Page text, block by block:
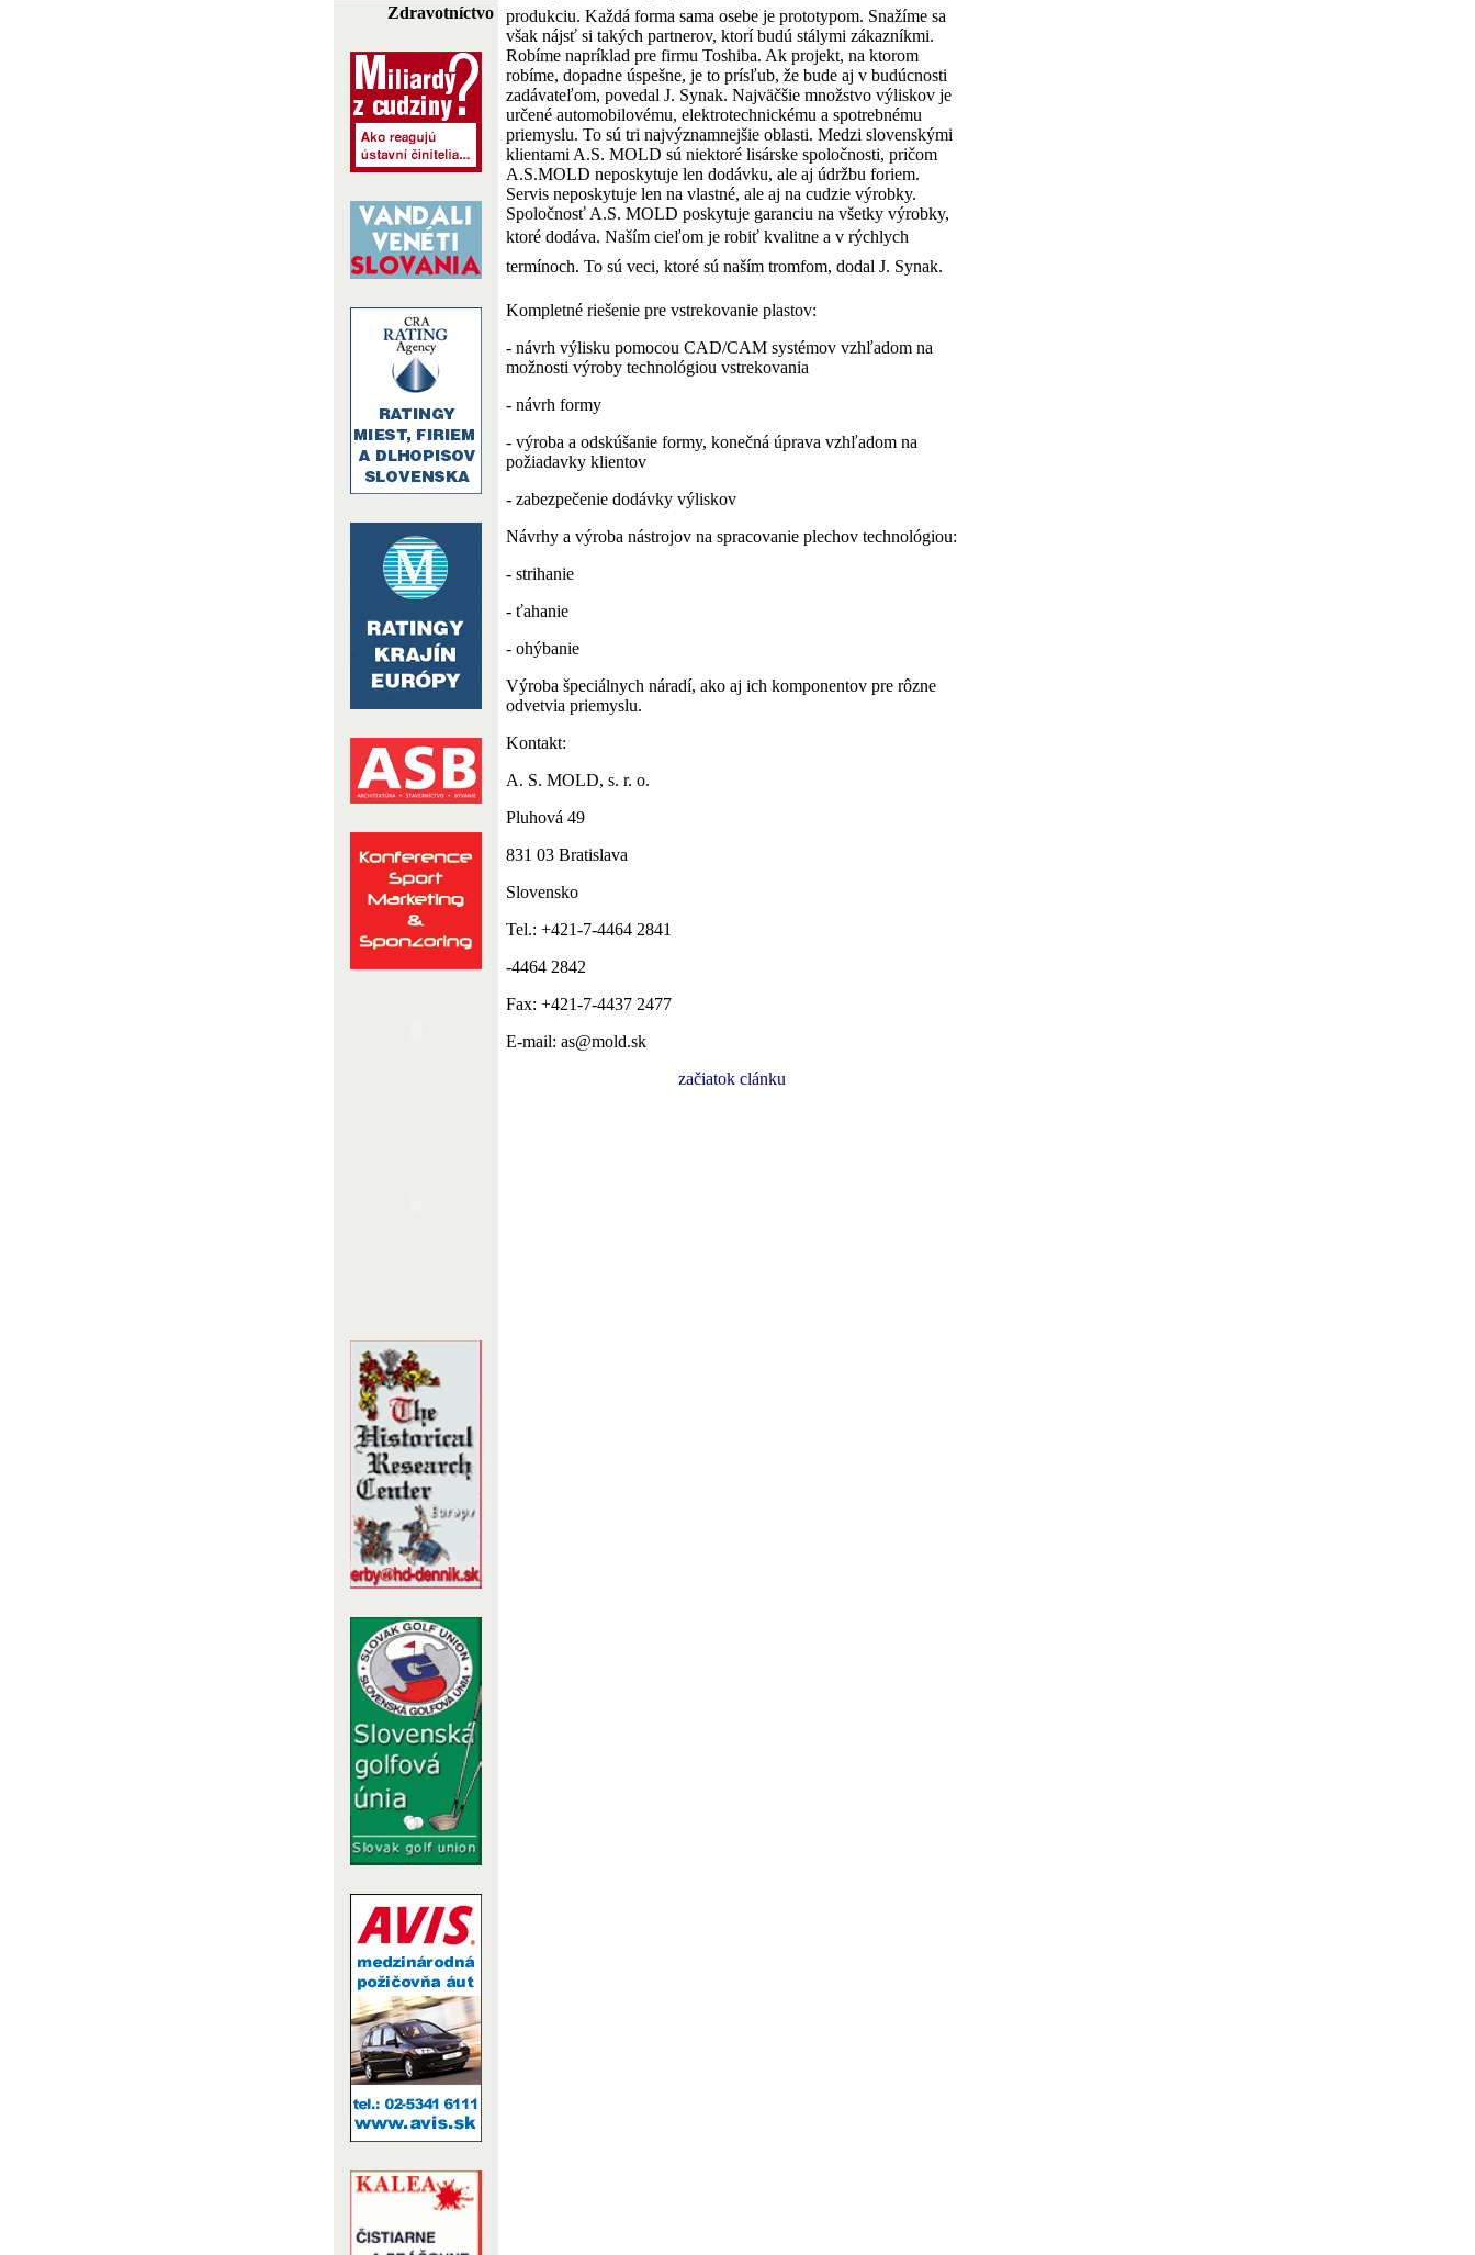
Zdravotníctvo
produkciu. Každá forma sama osebe je prototypom. Snažíme sa
však nájsť si takých partnerov, ktorí budú stálymi zákazníkmi.
Robíme napríklad pre firmu Toshiba. Ak projekt, na ktorom
robíme, dopadne úspešne, je to prísľub, že bude aj v budúcnosti
zadávateľom, povedal J. Synak. Najväčšie množstvo výliskov je
určené automobilovému, elektrotechnickému a spotrebnému
priemyslu. To sú tri najvýznamnejšie oblasti. Medzi slovenskými
klientami A.S. MOLD sú niektoré lisárske spoločnosti, pričom
A.S.MOLD neposkytuje len dodávku, ale aj údržbu foriem.
Servis neposkytuje len na vlastné, ale aj na cudzie výrobky.
Spoločnosť A.S. MOLD poskytuje garanciu na všetky výrobky,
ktoré dodáva. Naším cieľom je robiť kvalitne a v rýchlych
termínoch. To sú veci, ktoré sú naším tromfom, dodal J. Synak.
Kompletné riešenie pre vstrekovanie plastov:
- návrh výlisku pomocou CAD/CAM systémov vzhľadom na
možnosti výroby technológiou vstrekovania
- návrh formy
- výroba a odskúšanie formy, konečná úprava vzhľadom na
požiadavky klientov
- zabezpečenie dodávky výliskov
Návrhy a výroba nástrojov na spracovanie plechov technológiou:
- strihanie
- ťahanie
- ohýbanie
Výroba špeciálnych náradí, ako aj ich komponentov pre rôzne
odvetvia priemyslu.
Kontakt:
A. S. MOLD, s. r. o.
Pluhová 49
831 03 Bratislava
Slovensko
Tel.: +421-7-4464 2841
-4464 2842
Fax: +421-7-4437 2477
E-mail: as@mold.sk
začiatok clánku